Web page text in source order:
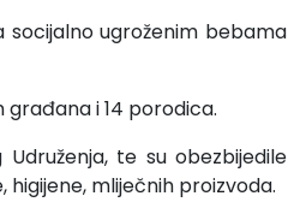
ugroženim bebama
građana i 14 porodica.
te su obezbijedile
mliječnih proizvoda.